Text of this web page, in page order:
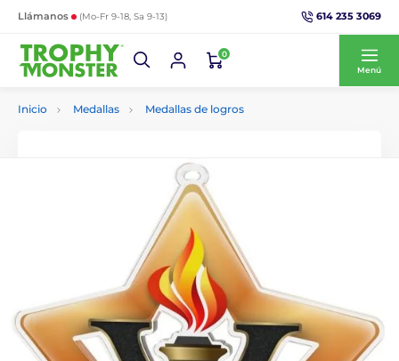
Llámanos (Mo-Fr 9-18, Sa 9-13) 614 235 3069
0
Menú
Inicio Medallas Medallas de logros